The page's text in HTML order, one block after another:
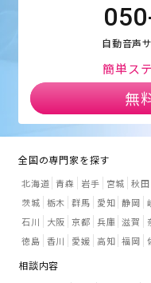
自動音声
簡単ス
無
全国の専門家を探す
北海道 青森 岩手 宮城 秋田
茨城 栃木 群馬 愛知 静岡
石川
大阪 京都 兵庫 滋賀
徳島 香川 愛媛 高知 福岡
相談内容